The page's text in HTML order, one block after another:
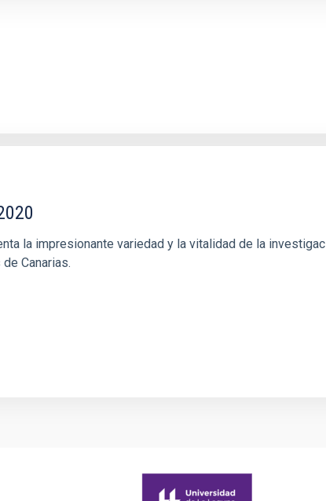
la impresionante variedad y la vitalidad de la
Canarias.